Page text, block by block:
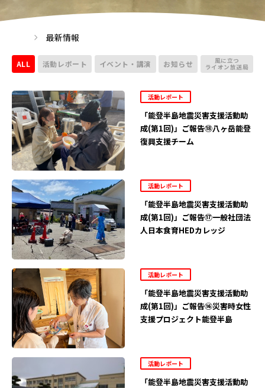
最新情報
ALL 活動レポート イベント・講演 お知らせ 風に立つ
ライオン放送局
活動レポート
「能登半島地震災害支援活動助
成(第1回)」ご報告⑱八ヶ岳能登
復興支援チーム
活動レポート
「能登半島地震災害支援活動助
成(第1回)」ご報告⑰一般社団法
人日本食育HEDカレッジ
活動レポート
「能登半島地震災害支援活動助
成(第1回)」ご報告⑯災害時女性
支援プロジェクト能登半島
活動レポート
「能登半島地震災害支援活動助